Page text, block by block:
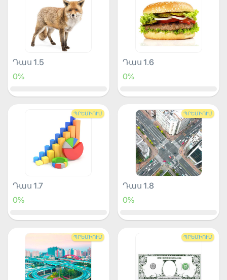
Դաս 1.5
0%
Դաս 1.6
0%
ՊՐԵՄԻՈՒՄ
Դաս 1.7
0%
ՊՐԵՄԻՈՒՄ
Դաս 1.8
0%
ՊՐԵՄԻՈՒՄ ՊՐԵՄԻՈՒՄ